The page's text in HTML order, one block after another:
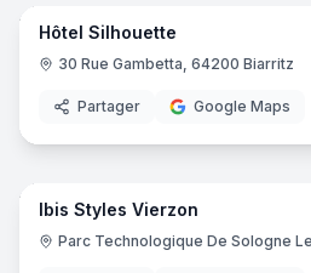
Hôtel Silhouette
30 Rue Gambetta, 64200 Biarritz
Partager Google Maps
Ibis Styles Vierzon
Parc Technologique De Sologne